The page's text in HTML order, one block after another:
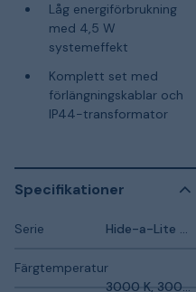
Låg energiförbrukning
med 4,5 W
systemeffekt
Komplett set med
förlängningskablar och
IP44-transformator
Specifikationer
Serie
Färgtemperatur